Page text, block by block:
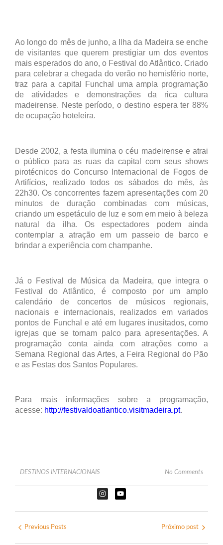
Ao longo do mês de junho, a Ilha da Madeira se enche
de visitantes que querem prestigiar um dos eventos
mais esperados do ano, o Festival do Atlântico. Criado
para celebrar a chegada do verão no hemisfério norte,
traz para a capital Funchal uma ampla programação
de atividades e demonstrações da rica cultura
madeirense. Neste período, o destino espera ter 88%
de ocupação hoteleira.
Desde 2002, a festa ilumina o céu madeirense e atrai
o público para as ruas da capital com seus shows
pirotécnicos do Concurso Internacional de Fogos de
Artifícios, realizado todos os sábados do mês, às
22h30. Os concorrentes fazem apresentações com 20
minutos de duração combinadas com músicas,
criando um espetáculo de luz e som em meio à beleza
natural da ilha. Os espectadores podem ainda
contemplar a atração em um passeio de barco e
brindar a experiência com champanhe.
Já o Festival de Música da Madeira, que integra o
Festival do Atlântico, é composto por um amplo
calendário de concertos de músicos regionais,
nacionais e internacionais, realizados em variados
pontos de Funchal e até em lugares inusitados, como
igrejas que se tornam palco para apresentações. A
programação conta ainda com atrações como a
Semana Regional das Artes, a Feira Regional do Pão
e as Festas dos Santos Populares.
Para mais informações sobre a programação,
acesse: http://festivaldoatlantico.visitmadeira.pt.
DESTINOS INTERNACIONAIS No Comments
Previous Posts Próximo post